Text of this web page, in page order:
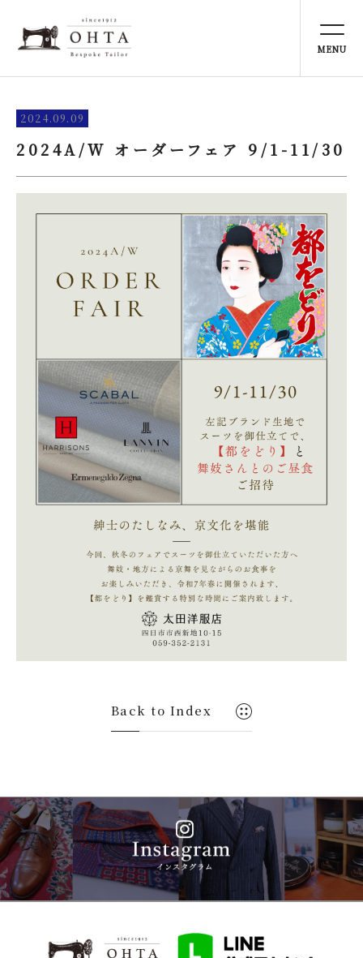
TOP
トップ
お知らせ
ONLINE STORE
オンラインストア
PERSONAL COLOR
パーソナルカラー
ORDER ITEM
オーダーアイテム
SHOP INFO
店舗情報
© 2021-2026 OHTA. All Rights Reserved.
2024.09.09
2024A/W オーダーフェア 9/1-11/30
Back to Index